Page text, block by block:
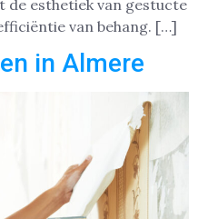
de esthetiek van gestucte
van behang. […]
in Almere